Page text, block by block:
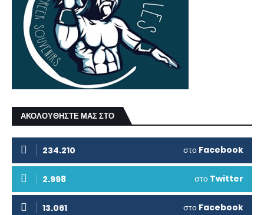
ΑΚΟΛΟΥΘΗΣΤΕ ΜΑΣ ΣΤΟ
234.210 στο Facebook
2.998 στο Twitter
13.061 στο Facebook